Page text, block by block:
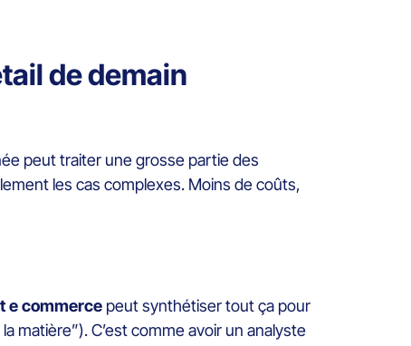
de demain
peut traiter une grosse partie des
les cas complexes. Moins de coûts,
e commerce peut synthétiser tout ça pour
matière”). C’est comme avoir un analyste